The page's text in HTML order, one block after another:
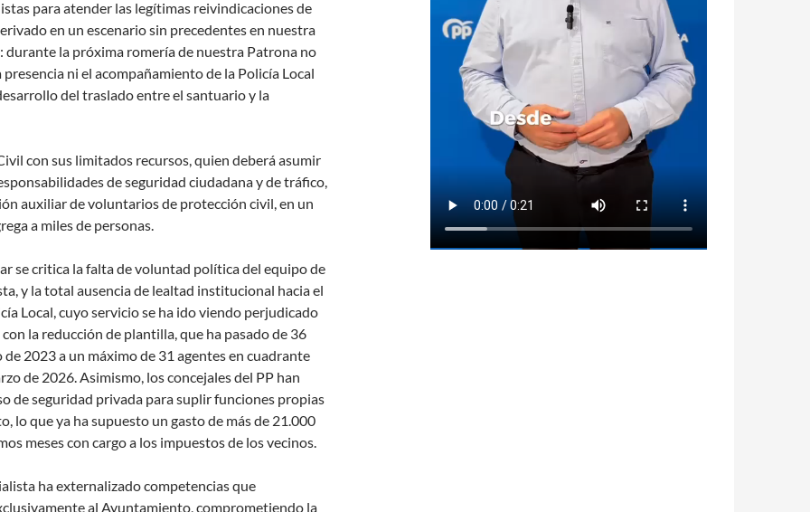
para atender las legítimas reivindicaciones de
en un escenario sin precedentes en nuestra
durante la próxima romería de nuestra Patrona no
presencia ni el acompañamiento de la Policía Local
del traslado entre el santuario y la
con sus limitados recursos, quien deberá asumir
de seguridad ciudadana y de tráfico,
auxiliar de voluntarios de protección civil, en un
a miles de personas.
se critica la falta de voluntad política del equipo de
y la total ausencia de lealtad institucional hacia el
Local, cuyo servicio se ha ido viendo perjudicado
la reducción de plantilla, que ha pasado de 36
de 2023 a un máximo de 31 agentes en cuadrante
de 2026. Asimismo, los concejales del PP han
de seguridad privada para suplir funciones propias
lo que ya ha supuesto un gasto de más de 21.000
meses con cargo a los impuestos de los vecinos.
ha externalizado competencias que
al Ayuntamiento, comprometiendo la